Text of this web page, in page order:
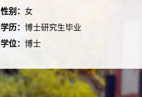
性别： 女
学历： 博士研究生毕业
学位： 博士
电子邮箱：
办公地点：